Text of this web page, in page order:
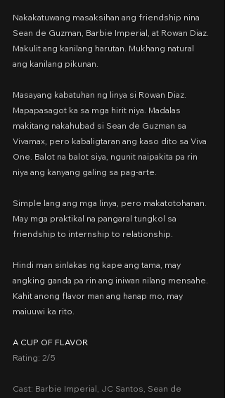
Nakakatuwang masaksihan ang friendship nina
Sean de Guzman, Barbie Imperial, at Rowan Diaz.
Makulit ang kanilang harutan. Mukhang natural
ang kanilang pikunan.
Masayang kabatuhan ng linya si Rowan Diaz.
Mapapasagot ka sa mga hirit niya. Madalas
makitang nakahubad si Sean de Guzman sa
Vivamax, pero kabaligtaran ang kaso dito sa Viva
One. Balot na balot siya, ngunit naipakita pa rin
niya ang kanyang galing sa pag-arte.
Simple lang ang mga linya, pero makatotohanan.
May mga praktikal na pangaral tungkol sa
friendship to internship to relationship.
Hindi man sinlakas ng kape ang tama, may
angking ganda pa rin ang iniwan nilang mensahe.
Kahit anong flavor man ang hanap mo, may
maiuuwi ka rito.
A CUP OF FLAVOR
Rating: 2/5
Cast: Barbie Imperial, JC Santos, Sean de